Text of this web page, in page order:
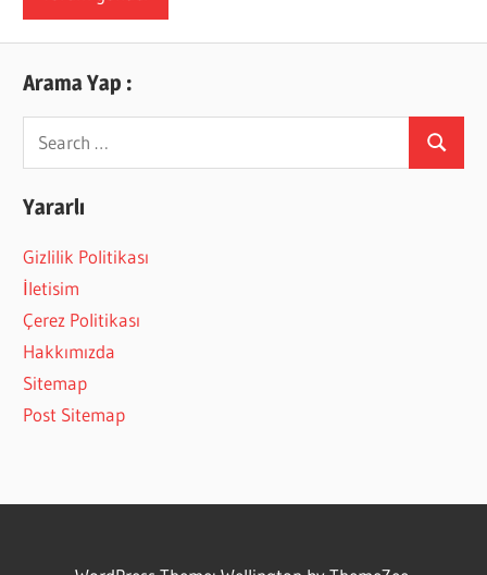
Arama Yap :
Search
for:
Search
Yararlı
Gizlilik Politikası
İletisim
Çerez Politikası
Hakkımızda
Sitemap
Post Sitemap